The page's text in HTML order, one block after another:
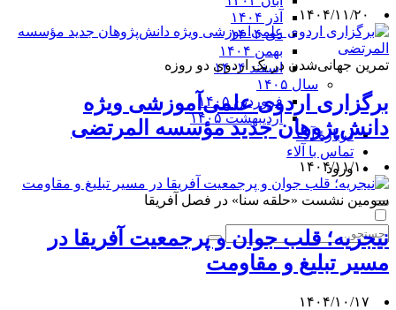
آذر ۱۴۰۴
دی ۱۴۰۴
بهمن ۱۴۰۴
اسفند ۱۴۰۴
سال ۱۴۰۵
فروردین ۱۴۰۵
اردیبهشت ۱۴۰۵
دربارۀ آلاء
تماس با آلاء
ورود
۱۴۰۴/۱۱/۲۰
تمرین جهانی‌شدن در یک اردوی دو روزه
برگزاری اردوی علمی‌آموزشی ویژه
دانش‌پژوهان جدید مؤسسه المرتضی
۱۴۰۴/۱۱/۱۰
سومین نشست «حلقه سنا» در فصل آفریقا
نیجریه؛ قلب جوان و پرجمعیت آفریقا در
مسیر تبلیغ و مقاومت
۱۴۰۴/۱۰/۱۷